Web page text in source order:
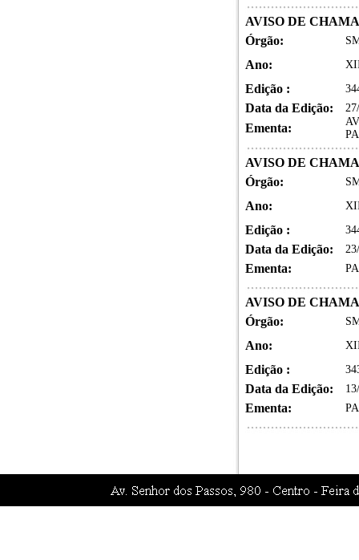
AVISO DE
Órgão:
Ano:
Edição :
Data da Edição:
Ementa:
AVISO DE
Órgão:
Ano:
Edição :
Data da Edição:
Ementa:
AVISO DE
Órgão:
Ano:
Edição :
Data da Edição:
Ementa: